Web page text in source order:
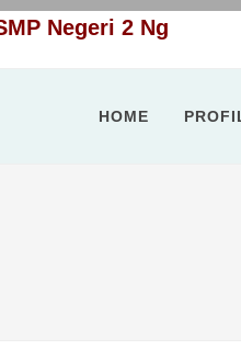
Negeri 2 Ngadirejo
|
HOME